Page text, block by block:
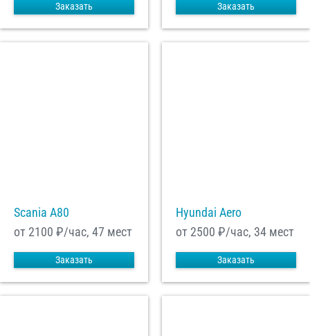
Заказать Заказать
Scania A80
от 2100 ₽/час, 47 мест
Заказать
Hyundai Aero
от 2500 ₽/час, 34 мест
Заказать